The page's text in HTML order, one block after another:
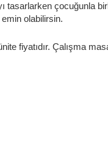
tasarlarken çocuğunla
olabilirsin.
fiyatıdır. Çalışma